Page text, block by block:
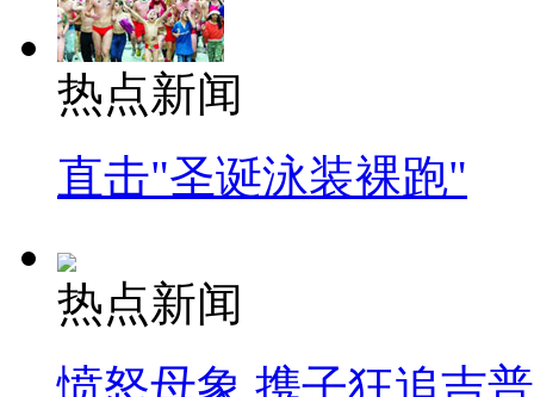
热点新闻
直击"圣诞泳装裸跑"
热点新闻
愤怒母象 携子狂追吉